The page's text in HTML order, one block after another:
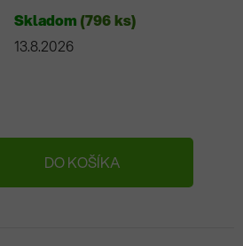
Skladom (796 ks)
13.8.2026
DO KOŠÍKA